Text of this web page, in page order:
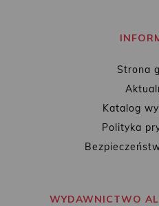
Strona
Katalog
Polityka
WYDAWNICTWO